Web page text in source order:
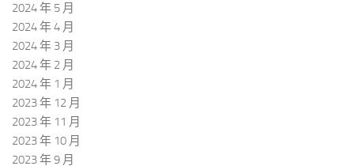
2024 年 5 月
2024 年 4 月
2024 年 3 月
2024 年 2 月
2024 年 1 月
2023 年 12 月
2023 年 11 月
2023 年 10 月
2023 年 9 月